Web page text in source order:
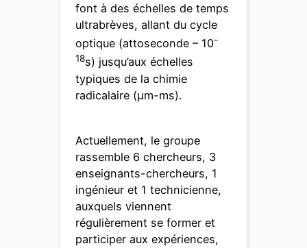
font à des échelles de temps
ultrabrèves, allant du cycle
optique (attoseconde – 10-
18s) jusqu’aux échelles
typiques de la chimie
radicalaire (μm-ms).
Actuellement, le groupe
rassemble 6 chercheurs, 3
enseignants-chercheurs, 1
ingénieur et 1 technicienne,
auxquels viennent
régulièrement se former et
participer aux expériences,